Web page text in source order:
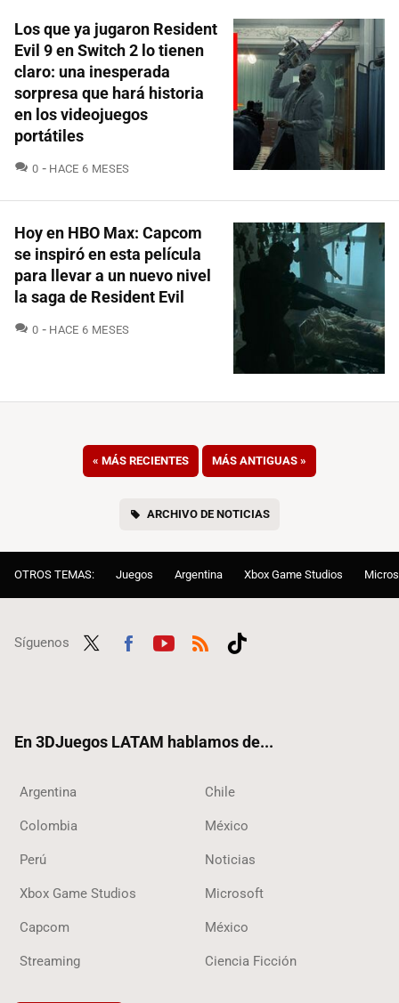
Los que ya jugaron Resident
Evil 9 en Switch 2 lo tienen
claro: una inesperada
sorpresa que hará historia
en los videojuegos
portátiles
0 COMENTARIOS
HACE 6 MESES
Hoy en HBO Max: Capcom
se inspiró en esta película
para llevar a un nuevo nivel
la saga de Resident Evil
0 COMENTARIOS
HACE 6 MESES
« MÁS RECIENTES MÁS ANTIGUAS »
ARCHIVO DE NOTICIAS
OTROS TEMAS: Juegos Argentina Xbox Game Studios
Síguenos
En 3DJuegos LATAM hablamos de...
Argentina Chile
Colombia México
Perú Noticias
Xbox Game Studios Microsoft
Capcom México
Streaming Ciencia Ficción